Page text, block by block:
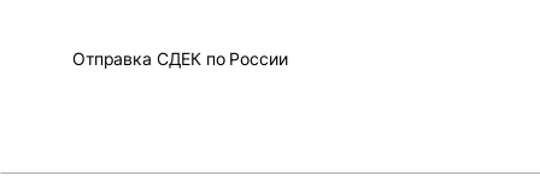
Отправка СДЕК по России